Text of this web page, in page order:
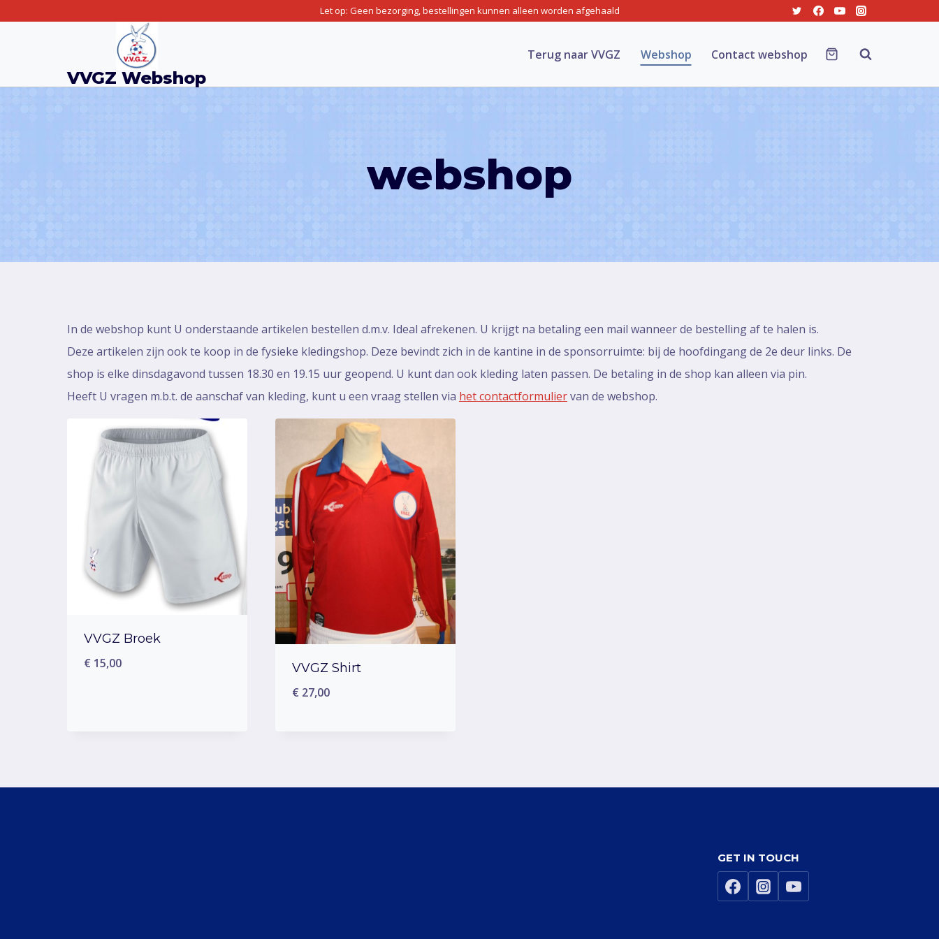
Let op: Geen bezorging, bestellingen kunnen alleen worden afgehaald
VVGZ Webshop
Terug naar VVGZ Webshop Contact webshop
webshop
In de webshop kunt U onderstaande artikelen bestellen d.m.v. Ideal afrekenen. U krijgt na betaling een mail wanneer de bestelling af te halen is.
Deze artikelen zijn ook te koop in de fysieke kledingshop. Deze bevindt zich in de kantine in de sponsorruimte: bij de hoofdingang de 2e deur links. De
shop is elke dinsdagavond tussen 18.30 en 19.15 uur geopend. U kunt dan ook kleding laten passen. De betaling in de shop kan alleen via pin.
Heeft U vragen m.b.t. de aanschaf van kleding, kunt u een vraag stellen via het contactformuliervan de webshop.
VVGZ Broek
€ 15,00
VVGZ Shirt
€ 27,00
GET IN TOUCH